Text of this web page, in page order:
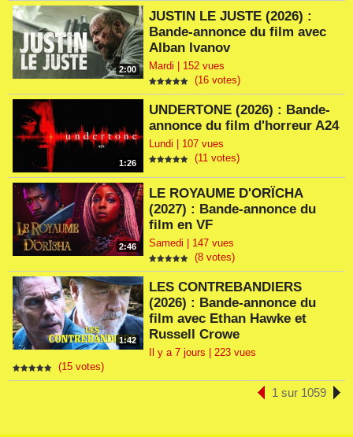
2:00
JUSTIN LE JUSTE (2026) :
Bande-annonce du film avec
Alban Ivanov
Mardi | 152 vues
(16 votes)
1:26
UNDERTONE (2026) : Bande-
annonce du film d'horreur A24
Lundi | 107 vues
(11 votes)
2:46
LE ROYAUME D'ORÏCHA
(2027) : Bande-annonce du
film en VF
Samedi | 147 vues
(8 votes)
1:42
LES CONTREBANDIERS
(2026) : Bande-annonce du
film avec Ethan Hawke et
Russell Crowe
Il y a 7 jours | 223 vues
(15 votes)
1 sur 1059